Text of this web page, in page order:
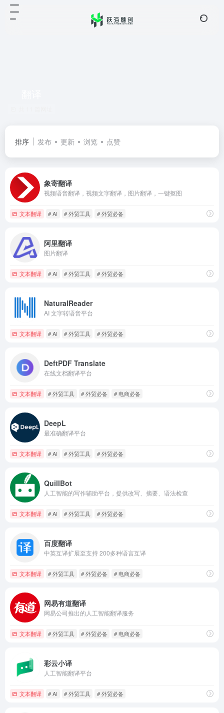
排序 发布 更新 浏览 点赞
象寄翻译
视频语音翻译，视频文字翻译，图片翻译，一键抠图
文本翻译 # AI # 外贸工具 # 外贸必备
阿里翻译
图片翻译
文本翻译 # AI # 外贸工具 # 外贸必备
NaturalReader
AI 文字转语音平台
文本翻译 # AI # 外贸工具 # 外贸必备
DeftPDF Translate
在线文档翻译平台
文本翻译 # 外贸工具 # 外贸必备 # 电商必备
DeepL
最准确翻译平台
文本翻译 # AI # 外贸工具 # 外贸必备
QuillBot
人工智能的写作辅助平台，提供改写、摘要、语法检查
文本翻译 # AI # 外贸工具 # 外贸必备
百度翻译
中英互译扩展至支持 200多种语言互译
文本翻译 # 外贸工具 # 外贸必备 # 电商必备
网易有道翻译
网易公司推出的人工智能翻译服务
文本翻译 # 外贸工具 # 外贸必备 # 电商必备
彩云小译
人工智能翻译平台
文本翻译 # AI # 外贸工具 # 外贸必备